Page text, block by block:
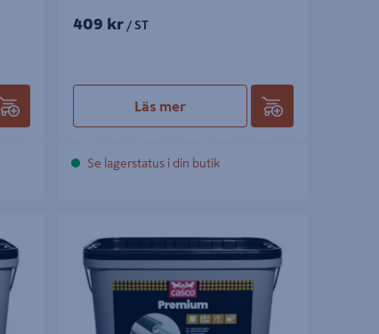
409 kr / ST
Läs mer
Se lagerstatus i din butik